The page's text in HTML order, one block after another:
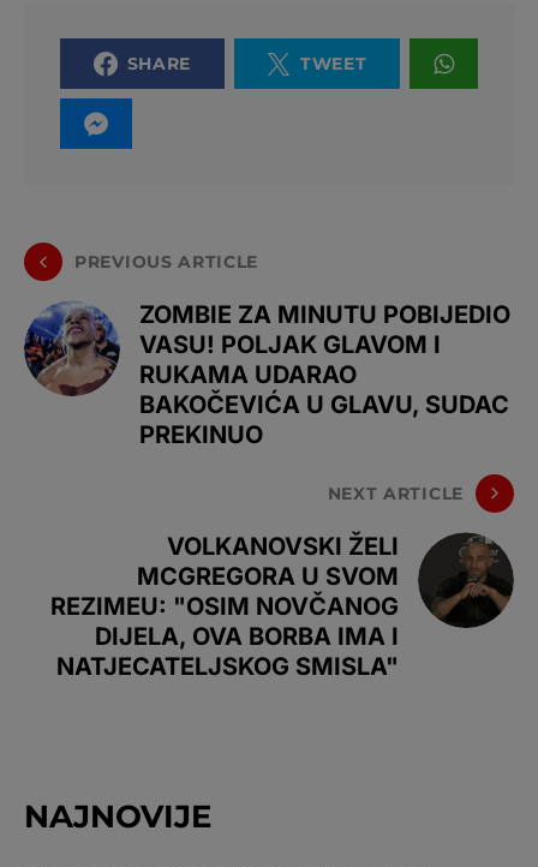
SHARE TWEET
PREVIOUS ARTICLE
ZOMBIE ZA MINUTU POBIJEDIO
VASU! POLJAK GLAVOM I
RUKAMA UDARAO
BAKOČEVIĆA U GLAVU, SUDAC
PREKINUO
NEXT ARTICLE
VOLKANOVSKI ŽELI
MCGREGORA U SVOM
REZIMEU: "OSIM NOVČANOG
DIJELA, OVA BORBA IMA I
NATJECATELJSKOG SMISLA"
NAJNOVIJE